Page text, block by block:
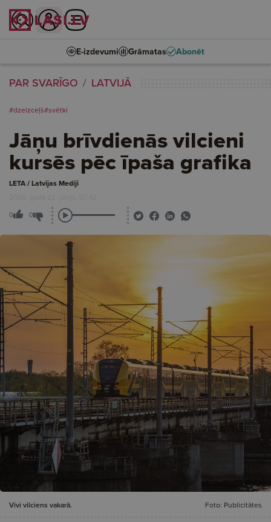
E-izdevumi Grāmatas Abonēt
PAR SVARĪGO LATVIJĀ
#dzelzceļš#svētki
Jāņu brīvdienās vilcieni
kursēs pēc īpaša grafika
LETA / Latvijas Mediji
2026. gada 22. jūnijs, 07:42
0 0
Vivi vilciens vakarā. Foto: Publicitātes